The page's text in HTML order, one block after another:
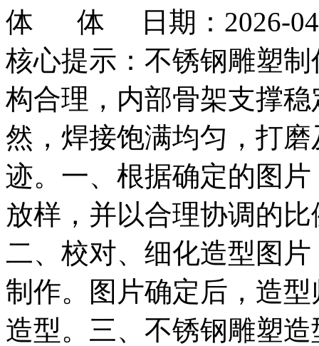
日期：2026-
核心提示：不锈钢雕塑
构合理，内部骨架支撑
然，焊接饱满均匀，打
迹。一、根据确定的图
放样，并以合理协调的
二、校对、细化造型图
制作。图片确定后，造
造型。三、不锈钢雕塑